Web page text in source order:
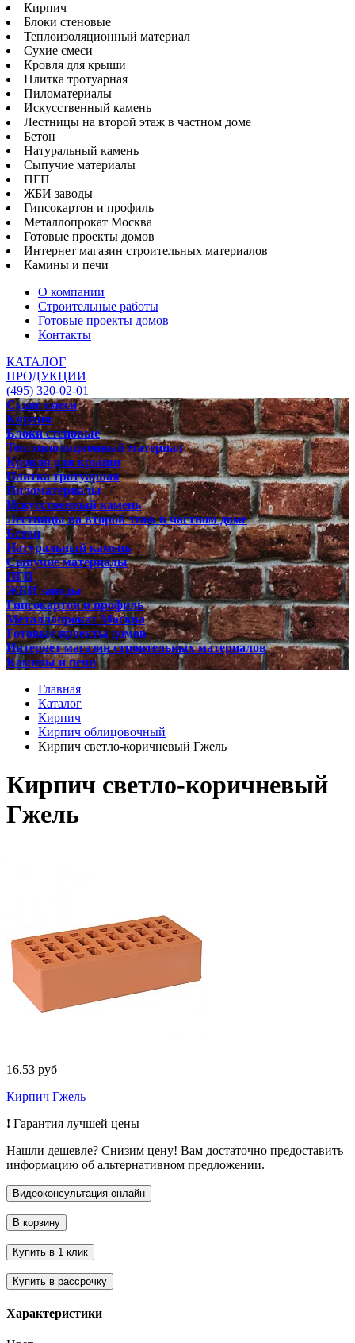
Кирпич
Блоки стеновые
Теплоизоляционный материал
Сухие смеси
Кровля для крыши
Плитка тротуарная
Пиломатериалы
Искусственный камень
Лестницы на второй этаж в частном доме
Бетон
Натуральный камень
Сыпучие материалы
ПГП
ЖБИ заводы
Гипсокартон и профиль
Металлопрокат Москва
Готовые проекты домов
Интернет магазин строительных материалов
Камины и печи
О компании
Строительные работы
Готовые проекты домов
Контакты
КАТАЛОГ
ПРОДУКЦИИ
(495) 320-02-01
Сухие смеси
Кирпич
Блоки стеновые
Теплоизоляционный материал
Кровля для крыши
Плитка тротуарная
Пиломатериалы
Искусственный камень
Лестницы на второй этаж в частном доме
Бетон
Натуральный камень
Сыпучие материалы
ПГП
ЖБИ заводы
Гипсокартон и профиль
Металлопрокат Москва
Готовые проекты домов
Интернет магазин строительных материалов
Камины и печи
Главная
Каталог
Кирпич
Кирпич облицовочный
Кирпич светло-коричневый Гжель
Кирпич светло-коричневый
Гжель
16.53 руб
Кирпич Гжель
! Гарантия лучшей цены
Нашли дешевле? Снизим цену! Вам достаточно предоставить
информацию об альтернативном предложении.
Характеристики